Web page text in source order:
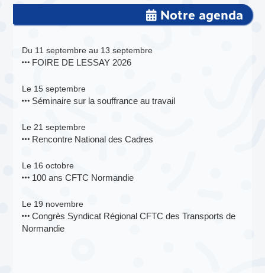
Notre agenda
Du 11 septembre au 13 septembre
FOIRE DE LESSAY 2026
Le 15 septembre
Séminaire sur la souffrance au travail
Le 21 septembre
Rencontre National des Cadres
Le 16 octobre
100 ans CFTC Normandie
Le 19 novembre
Congrès Syndicat Régional CFTC des Transports de
Normandie